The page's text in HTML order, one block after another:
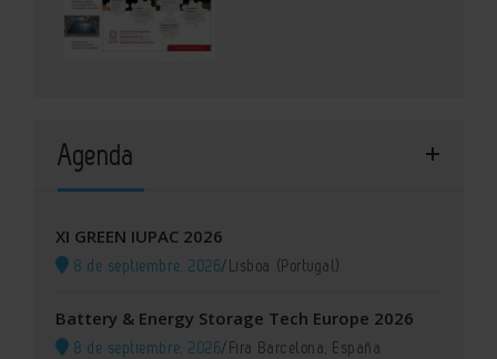
Agenda
XI GREEN IUPAC 2026
8 de septiembre, 2026/Lisboa (Portugal)
Battery & Energy Storage Tech Europe 2026
8 de septiembre, 2026/Fira Barcelona, España